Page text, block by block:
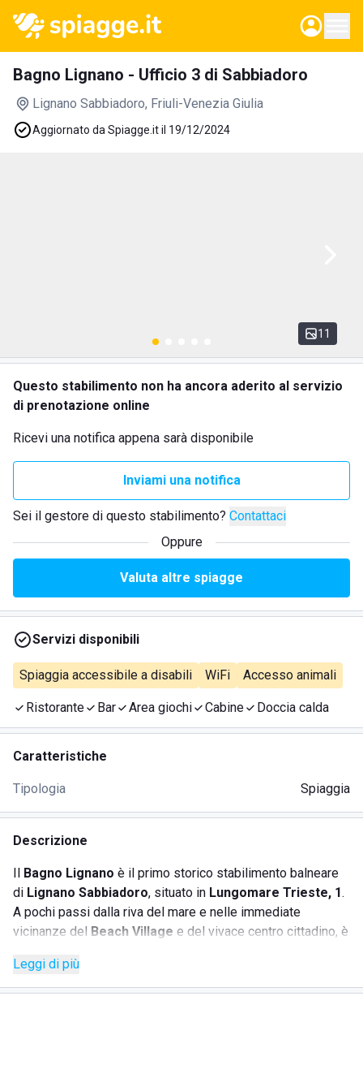
Bagno Lignano - Ufficio 3 di Sabbiadoro
Lignano Sabbiadoro, Friuli-Venezia Giulia
Aggiornato da Spiagge.it il 19/12/2024
11
Questo stabilimento non ha ancora aderito al servizio
di prenotazione online
Ricevi una notifica appena sarà disponibile
Inviami una notifica
Sei il gestore di questo stabilimento? Contattaci
Oppure
Valuta altre spiagge
Servizi disponibili
Spiaggia accessibile a disabili WiFi Accesso animali
Ristorante Bar Area giochi Cabine Doccia calda
Caratteristiche
Tipologia Spiaggia
Descrizione
Il Bagno Lignano è il primo storico stabilimento balneare
di Lignano Sabbiadoro, situato in Lungomare Trieste, 1.
A pochi passi dalla riva del mare e nelle immediate
vicinanze del Beach Village e del vivace centro cittadino, è
stabilimento si distingue per cortesia, professionalità e
divertimento. Il personale del chiosco vi accoglie con un
Leggi di più